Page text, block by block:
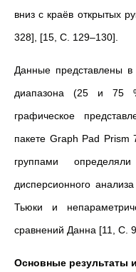
вниз с краёв открытых
328], [15, C. 129–130].
Данные представлены
диапазона (25 и 75
графическое
пакете Graph Pad Prism
группами
дисперсионного
Тьюки и
сравнений Данна [11, С.
Основные результаты